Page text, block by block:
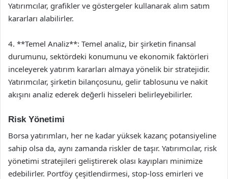
Yatırımcılar, grafikler ve göstergeler kullanarak alım satım
kararları alabilirler.
4. **Temel Analiz**: Temel analiz, bir şirketin finansal
durumunu, sektördeki konumunu ve ekonomik faktörleri
inceleyerek yatırım kararları almaya yönelik bir stratejidir.
Yatırımcılar, şirketin bilançosunu, gelir tablosunu ve nakit
akışını analiz ederek değerli hisseleri belirleyebilirler.
Risk Yönetimi
Borsa yatırımları, her ne kadar yüksek kazanç potansiyeline
sahip olsa da, aynı zamanda riskler de taşır. Yatırımcılar, risk
yönetimi stratejileri geliştirerek olası kayıpları minimize
edebilirler. Portföy çeşitlendirmesi, stop-loss emirleri ve